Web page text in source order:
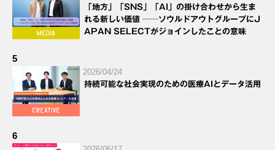
「地方」「SNS」「AI」の掛け合わせから生ま
れる新しい価値 ──ソウルドアウトグループにJ
APAN SELECTがジョインしたことの意味
5
2026/04/24
持続可能な社会実現のための医療AIとデータ活用
6